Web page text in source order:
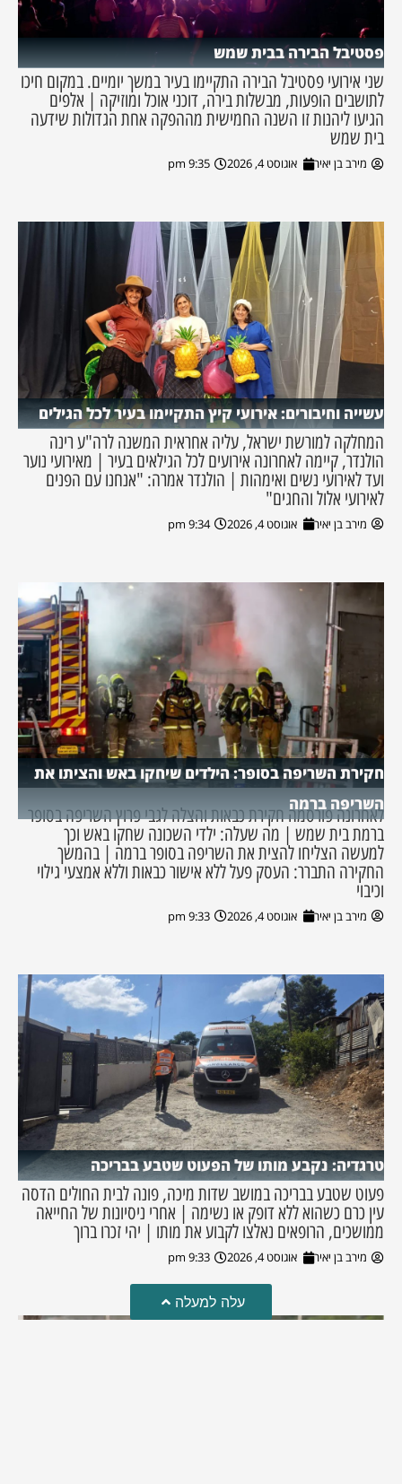
פסטיבל הבירה בבית שמש
שני אירועי פסטיבל הבירה התקיימו בעיר במשך יומיים. במקום חיכו
לתושבים הופעות, מבשלות בירה, דוכני אוכל ומוזיקה | אלפים
הגיעו ליהנות זו השנה החמישית מההפקה אחת הגדולות שידעה
בית שמש
מירב בן יאיר אוגוסט 4, 2026 9:35 pm
עשייה וחיבורים: אירועי קיץ התקיימו בעיר לכל הגילים
המחלקה למורשת ישראל, עליה אחראית המשנה לרה"ע רינה
הולנדר, קיימה לאחרונה אירועים לכל הגילאים בעיר | מאירועי נוער
ועד לאירועי נשים ואימהות | הולנדר אמרה: "אנחנו עם הפנים
לאירועי אלול והחגים"
מירב בן יאיר אוגוסט 4, 2026 9:34 pm
חקירת השריפה בסופר: הילדים שיחקו באש והציתו את
השריפה ברמה
לאחרונה פורסמה חקירת כבאות והצלה לגבי פרוץ השריפה בסופר
ברמת בית שמש | מה שעלה: ילדי השכונה שחקו באש וכך
למעשה הצליחו להצית את השריפה בסופר ברמה | בהמשך
החקירה התברר: העסק פעל ללא אישור כבאות וללא אמצעי גילוי
וכיבוי
מירב בן יאיר אוגוסט 4, 2026 9:33 pm
טרגדיה: נקבע מותו של הפעוט שטבע בבריכה
פעוט שטבע בבריכה במושב שדות מיכה, פונה לבית החולים הדסה
עין כרם כשהוא ללא דופק או נשימה | אחרי ניסיונות של החייאה
ממושכים, הרופאים נאלצו לקבוע את מותו | יהי זכרו ברוך
מירב בן יאיר אוגוסט 4, 2026 9:33 pm
עלה למעלה